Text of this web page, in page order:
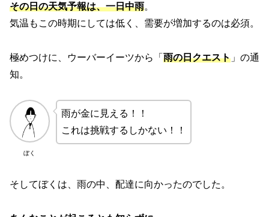
その日の天気予報は、一日中雨。
気温もこの時期にしては低く、需要が増加するのは必須。
極めつけに、ウーバーイーツから「 雨の日クエスト 」の通
知。
ぼく
雨が金に見える！！
これは挑戦するしかない！！
そしてぼくは、雨の中、配達に向かったのでした。